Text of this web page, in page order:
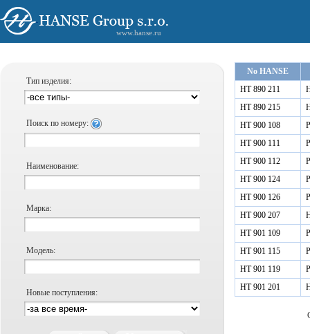
www.hanse.ru
Тип изделия:
Поиск по номеру:
Наименование:
Марка:
Модель:
Новые поступления:
No HANSE
HT 890 211
HT 890 215
HT 900 108
HT 900 111
HT 900 112
HT 900 124
HT 900 126
HT 900 207
HT 901 109
HT 901 115
HT 901 119
HT 901 201